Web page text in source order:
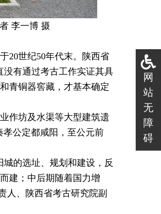
网
站
无
障
碍
李一博 摄
20世纪50年代末。陕西省
没有通过考古工作实证其具
青铜器窖藏，才基本确定
作坊及水渠等大型建筑遗
孝公定都咸阳，至公元前
的选址、规划和建设，反
建；中后期随着国力增
人、陕西省考古研究院副